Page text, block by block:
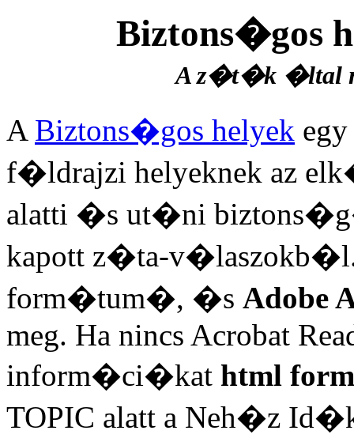
Biztons�gos
A z�t�k �ltal
A Biztons�gos helyek
f�ldrajzi helyeknek az
alatti �s ut�ni
kapott z�ta-v�laszokb�l.
form�tum�, �s Adobe
meg. Ha nincs Acrobat
inform�ci�kat html
TOPIC alatt a Neh�z